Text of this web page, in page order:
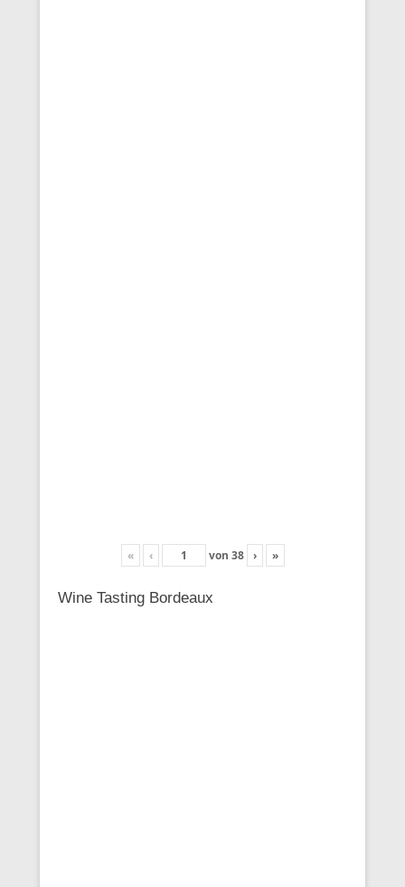
« ‹ von 38 › »
Wine Tasting Bordeaux